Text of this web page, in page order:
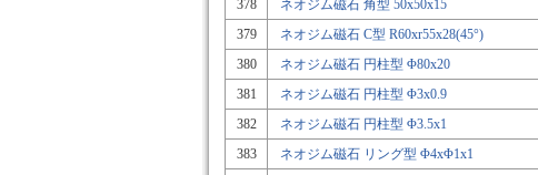
378
ネオジム磁石 角型 50x50x15
379
ネオジム磁石 C型 R60xr55x28(45°)
380
ネオジム磁石 円柱型 Φ80x20
381
ネオジム磁石 円柱型 Φ3x0.9
382
ネオジム磁石 円柱型 Φ3.5x1
383
ネオジム磁石 リング型 Φ4xΦ1x1